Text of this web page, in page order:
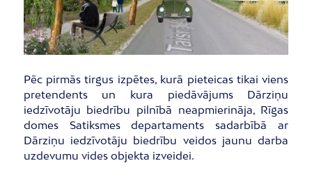
Pēc pirmās tirgus izpētes, kurā pieteicas tikai viens
pretendents un kura piedāvājums Dārziņu
iedzīvotāju biedrību pilnībā neapmierināja, Rīgas
domes Satiksmes departaments sadarbībā ar
Dārziņu iedzīvotāju biedrību veidos jaunu darba
uzdevumu vides objekta izveidei.